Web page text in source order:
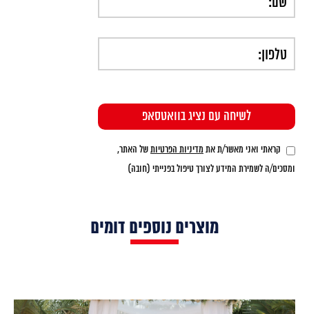
קראתי ואני מאשר/ת אתמדיניות הפרטיותשל האתר,
ומסכים/ה לשמירת המידע לצורך טיפול בפנייתי (חובה)
מוצרים נוספים דומים